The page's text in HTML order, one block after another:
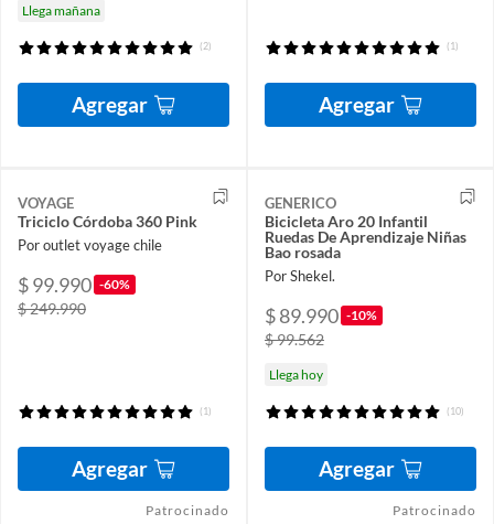
Llega mañana
(2)
Agregar
(1)
Agregar
VOYAGE
Triciclo Córdoba 360 Pink
Por outlet voyage chile
$ 99.990 -60%
$ 249.990
(1)
Agregar
Patrocinado
GENERICO
Bicicleta Aro 20 Infantil
Ruedas De Aprendizaje Niñas
Bao rosada
Por Shekel.
$ 89.990 -10%
$ 99.562
Llega hoy
(10)
Agregar
Patrocinado